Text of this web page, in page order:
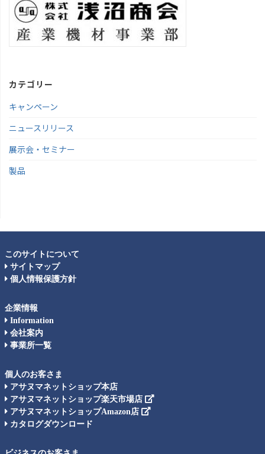
カテゴリー
キャンペーン
ニュースリリース
展示会・セミナー
製品
このサイトについて
サイトマップ
個人情報保護方針
企業情報
Information
会社案内
事業所一覧
個人のお客さま
アサヌマネットショップ本店
アサヌマネットショップ楽天市場店
アサヌマネットショップAmazon店
カタログダウンロード